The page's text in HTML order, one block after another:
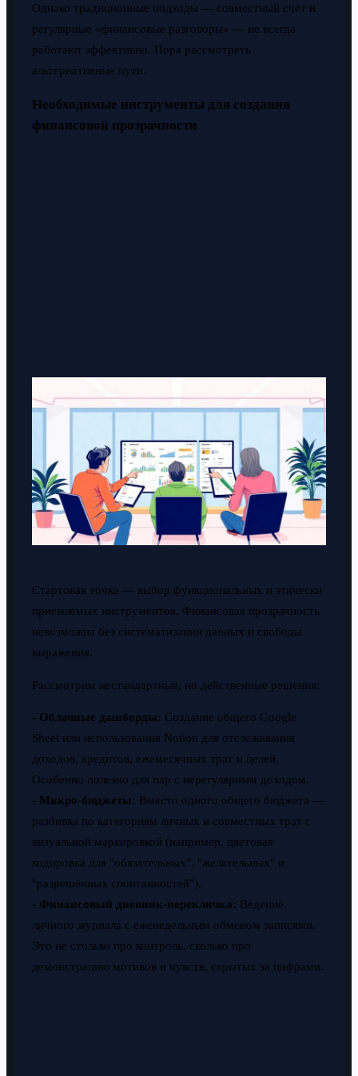
Однако традиционные подходы — совместный счёт и
регулярные «финансовые разговоры» — не всегда
работают эффективно. Пора рассмотреть
альтернативные пути.
Необходимые инструменты для создания
финансовой прозрачности
Стартовая точка — выбор функциональных и этически
приемлемых инструментов. Финансовая прозрачность
невозможна без систематизации данных и свободы
выражения.
Рассмотрим нестандартные, но действенные решения:
- Облачные дашборды: Создание общего Google
Sheet или использования Notion для отслеживания
доходов, кредитов, ежемесячных трат и целей.
Особенно полезно для пар с нерегулярным доходом.
- Микро-бюджеты: Вместо одного общего бюджета —
разбивка по категориям личных и совместных трат с
визуальной маркировкой (например, цветовая
кодировка для "обязательных", "желательных" и
"разрешённых спонтанностей").
- Финансовый дневник-перекличка: Ведение
личного журнала с еженедельным обменом записями.
Это не столько про контроль, сколько про
демонстрацию мотивов и чувств, скрытых за цифрами.